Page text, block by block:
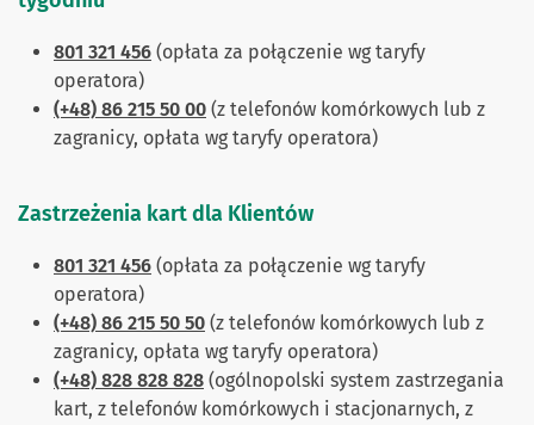
801 321 456 (opłata za połączenie wg taryfy
operatora)
(+48) 86 215 50 00 (z telefonów komórkowych lub z
zagranicy, opłata wg taryfy operatora)
Zastrzeżenia kart dla Klientów
801 321 456 (opłata za połączenie wg taryfy
operatora)
(+48) 86 215 50 50 (z telefonów komórkowych lub z
zagranicy, opłata wg taryfy operatora)
(+48) 828 828 828 (ogólnopolski system zastrzegania
kart, z telefonów komórkowych i stacjonarnych, z